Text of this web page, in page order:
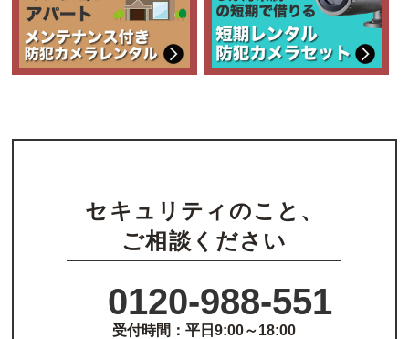
セキュリティのこと、
ご相談ください
0120-988-551
受付時間：平日9:00～18:00